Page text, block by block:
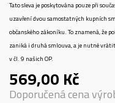
Tato sleva je poskytována pouze při
uzavření dvou samostatných kupních
občanského zákoníku. To znamená, že
zaniká i druhá smlouva, a je nutné
v čl. 9 našich OP.
569,00 Kč
Doporučená cena